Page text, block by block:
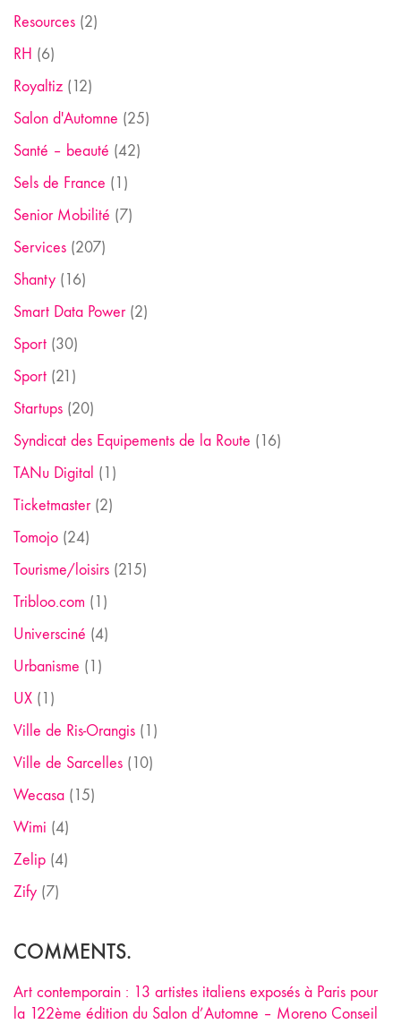
Resources (2)
RH (6)
Royaltiz (12)
Salon d'Automne (25)
Santé – beauté (42)
Sels de France (1)
Senior Mobilité (7)
Services (207)
Shanty (16)
Smart Data Power(2)
Sport (30)
Sport (21)
Startups (20)
Syndicat des Equipements de la Route (16)
TANu Digital (1)
Ticketmaster(2)
Tomojo (24)
Tourisme/loisirs (215)
Tribloo.com (1)
Universciné (4)
Urbanisme (1)
UX (1)
Ville de Ris-Orangis (1)
Ville de Sarcelles (10)
Wecasa (15)
Wimi (4)
Zelip (4)
Zify (7)
COMMENTS.
Art contemporain : 13 artistes italiens exposés à Paris pour
la 122ème édition du Salon d’Automne – Moreno Conseil